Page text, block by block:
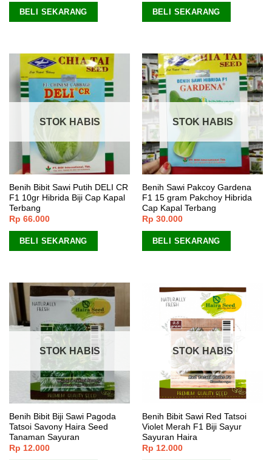
BELI SEKARANG BELI SEKARANG
STOK HABIS
Benih Bibit Sawi Putih DELI CR
F1 10gr Hibrida Biji Cap Kapal
Terbang
Rp 66.000
BELI SEKARANG
STOK HABIS
Benih Sawi Pakcoy Gardena
F1 15 gram Pakchoy Hibrida
Cap Kapal Terbang
Rp 30.000
BELI SEKARANG
STOK HABIS
Benih Bibit Biji Sawi Pagoda
Tatsoi Savony Haira Seed
Tanaman Sayuran
Rp 12.000
STOK HABIS
Benih Bibit Sawi Red Tatsoi
Violet Merah F1 Biji Sayur
Sayuran Haira
Rp 12.000